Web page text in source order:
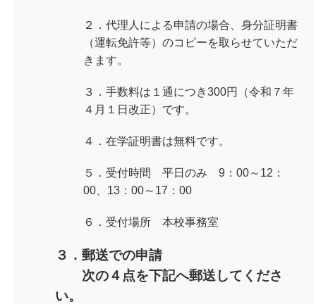
２．代理人による申請の場合、身分証明書
（運転免許等）のコピーを取らせていただ
きます。
３．手数料は１通につき300円
（令和７年
４月１日改正） です。
４．在学証明書は無料です。
５．受付時間 平日のみ 9：00～12：
00、13：00～17：00
６．受付場所 本校事務室
３．郵送での申請
次の４点を下記へ郵送してくださ
い。